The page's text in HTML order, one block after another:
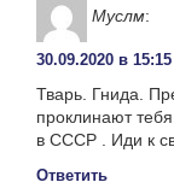
Муслм:
30.09.2020 в 15:15
Тварь. Гнида.
проклинают
в СССР . Иди к
Ответить